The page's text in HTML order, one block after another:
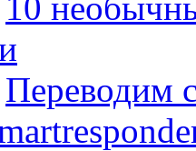
Переводим